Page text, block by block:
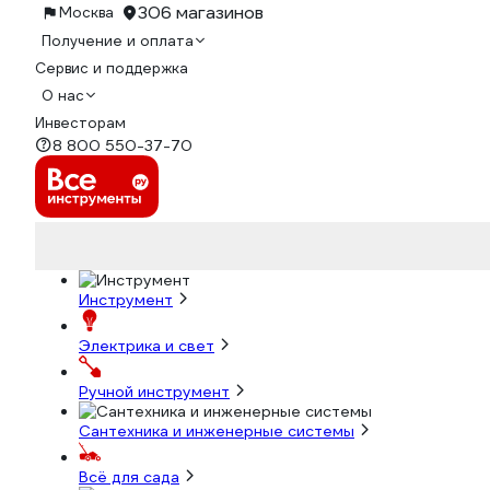
Москва 306 магазинов
Получение и оплата
Сервис и поддержка
О нас
Инвесторам
8 800 550-37-70
Инструмент
Электрика и свет
Ручной инструмент
Сантехника и инженерные системы
Всё для сада